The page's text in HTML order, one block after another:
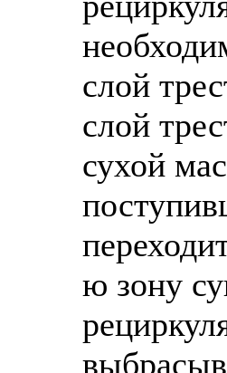
слой
слой
сухой
ю зону